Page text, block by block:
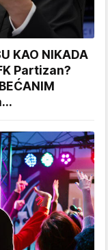
KAO NIKADA
Partizan?